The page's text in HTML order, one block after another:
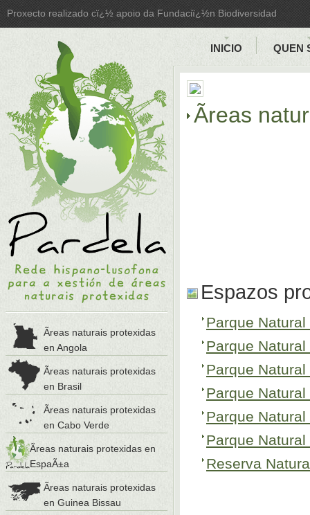
Proxecto realizado cï¿½ apoio da Fundaciï¿½n Biodiversidad
Ãreas naturais protexidas
en Angola
Ãreas naturais protexidas
en Brasil
Ãreas naturais protexidas
en Cabo Verde
Ãreas naturais protexidas en
EspaÃ±a
Ãreas naturais protexidas
en Guinea Bissau
INICIO QUEN
Ãreas
Espazos
Parque
Parque
Parque
Parque
Parque
Parque
Reserva